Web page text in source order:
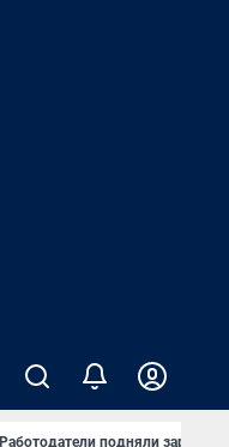
Работодатели подняли